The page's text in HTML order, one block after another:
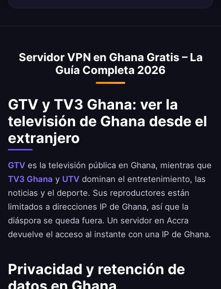
son accesibles con una IP de Ghana. Respeta
Servidor VPN en Ghana Gratis – La
Guía Completa 2026
GTV y TV3 Ghana: ver la
televisión de Ghana desde el
extranjero
GTV es la televisión pública en Ghana, mientras que
TV3 Ghana y UTV dominan el entretenimiento, las
noticias y el deporte. Sus reproductores están
limitados a direcciones IP de Ghana, así que la
diáspora se queda fuera. Un servidor en Accra
devuelve el acceso al instante con una IP de Ghana.
Privacidad y retención de